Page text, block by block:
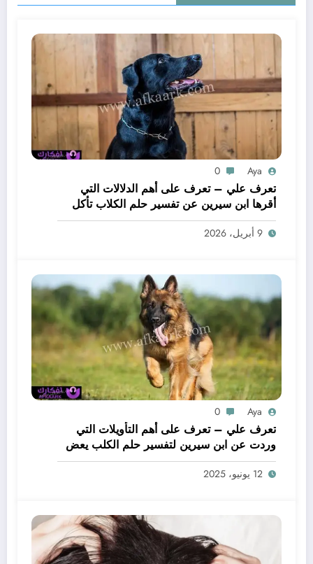
Aya
0
تعرف علي – تعرف على أهم الدلالات التي
أقرها ابن سيرين عن تفسير حلم الكلاب تأكل
لحم – بالتفصيل
9 أبريل، 2026
Aya
0
تعرف علي – تعرف على أهم التأويلات التي
وردت عن ابن سيرين لتفسير حلم الكلب يعض
يدي – بالتفصيل
12 يونيو، 2025